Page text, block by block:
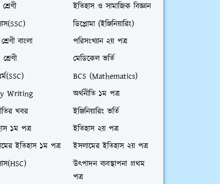
ইতিহাস ও সামাজিক বিজ্ঞান
ডিপ্লোমা (ইঞ্জিনিয়ারিং)
বাংলা
পরিসংখ্যান ২য় পত্র
মেডিকেল ভর্তি
BCS (Mathematics)
Writing
অর্থনীতি ১ম পত্র
খবর
ইঞ্জিনিয়ারিং ভর্তি
১ম পত্র
ইতিহাস ২য় পত্র
ইতিহাস ১ম পত্র
ইসলামের ইতিহাস ২য় পত্র
উৎপাদন ব্যবস্থাপনা প্রথম
পত্র